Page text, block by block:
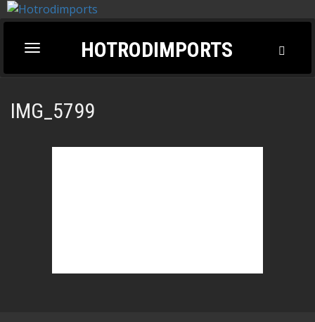
Toggle
navigation
HOTRODIMPORTS
IMG_5799